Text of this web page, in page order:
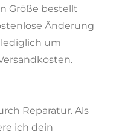
Größe bestellt
Änderung
um
Reparatur. Als
ich dein